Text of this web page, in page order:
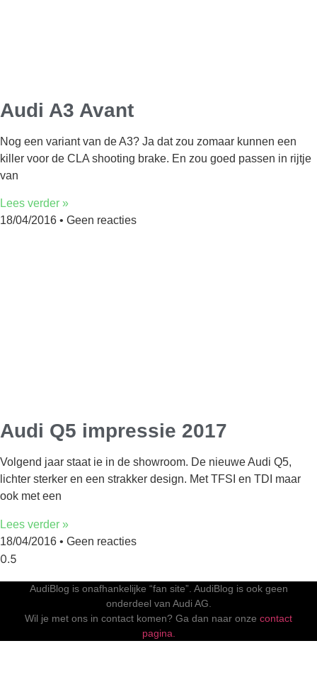
Audi A3 Avant
Nog een variant van de A3? Ja dat zou zomaar kunnen een
killer voor de CLA shooting brake. En zou goed passen in rijtje
van
Lees verder »
18/04/2016
Geen reacties
Audi Q5 impressie 2017
Volgend jaar staat ie in de showroom. De nieuwe Audi Q5,
lichter sterker en een strakker design. Met TFSI en TDI maar
ook met een
Lees verder »
18/04/2016
Geen reacties
AudiBlog is onafhankelijke “fan site”. AudiBlog is ook geen
onderdeel van Audi AG.
Wil je met ons in contact komen? Ga dan naar onze contact
pagina.